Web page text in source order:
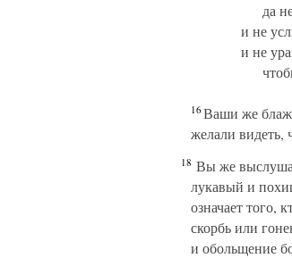
да
и не
и не
16Ваши же
желали
18 Вы же
лукавый и
означает того,
скорбь или
и обольщение